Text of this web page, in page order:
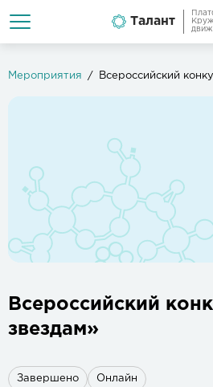
Талант
Мероприятия Всероссийский
Всероссийский
звездам»
Завершено Онлайн